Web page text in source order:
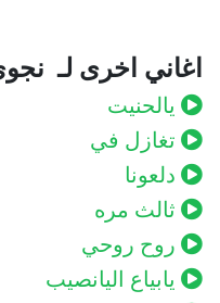
اغاني اخرى لـ
يالحنيت
تغازل في
دلعونا
ثالث مره
روح روحي
يابياع اليانصيب